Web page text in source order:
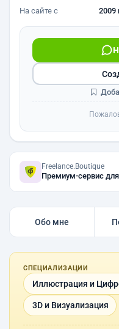
На сайте с 2009
Freelance.Boutique
Премиум-сервис
Обо мне
СПЕЦИАЛИЗАЦИИ
Иллюстрация и
3D и Визуализация